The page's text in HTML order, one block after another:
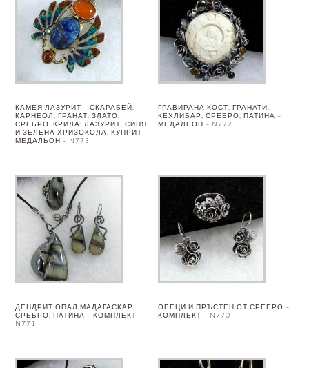
КАМЕЯ ЛАЗУРИТ – СКАРАБЕЙ,
КАРНЕОЛ, ГРАНАТ, ЗЛАТО,
СРЕБРО. КРИЛА: ЛАЗУРИТ, СИНЯ
И ЗЕЛЕНА ХРИЗОКОЛА, КУПРИТ –
МЕДАЛЬОН – N773
ГРАВИРАНА КОСТ, ГРАНАТИ,
КЕХЛИБАР, СРЕБРО, ПАТИНА –
МЕДАЛЬОН – N772
ДЕНДРИТ ОПАЛ МАДАГАСКАР,
СРЕБРО, ПАТИНА – КОМПЛЕКТ –
N771
ОБЕЦИ И ПРЪСТЕН ОТ СРЕБРО –
КОМПЛЕКТ – N770